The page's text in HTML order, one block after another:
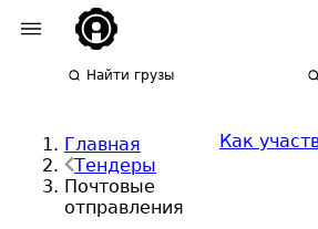
Найти грузы
Главная
Тендеры
Почтовые
отправления
Как